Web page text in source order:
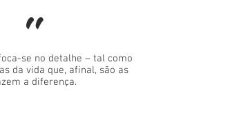
"
se no detalhe – tal como
da vida que, afinal, são as
a diferença.